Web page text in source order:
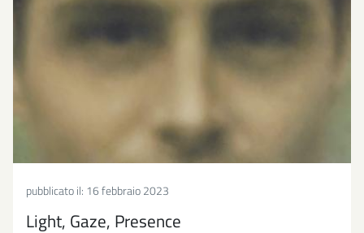
pubblicato il: 16 febbraio 2023
Light, Gaze, Presence